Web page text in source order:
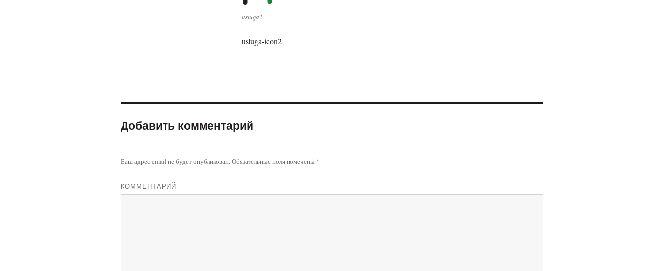
usluga2
usluga-icon2
Добавить комментарий
Ваш адрес email не будет опубликован.Обязательные поля помечены *
КОММЕНТАРИЙ